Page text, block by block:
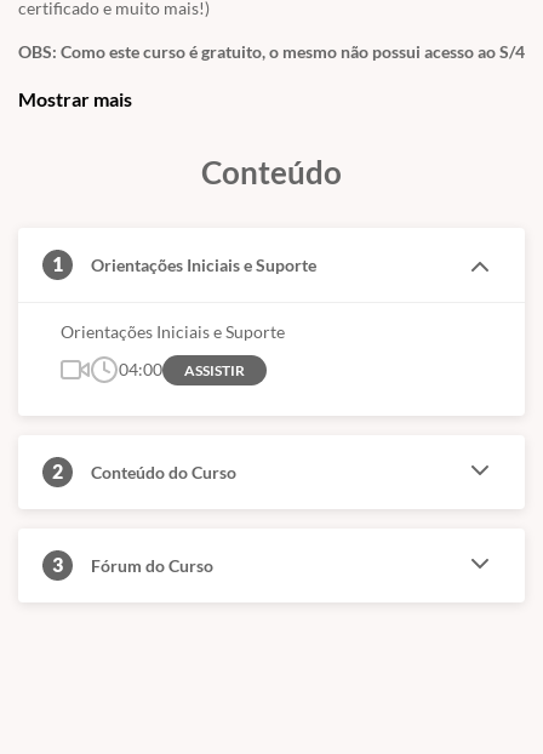
certificado e muito mais!)
OBS: Como este curso é gratuito, o mesmo não possui acesso ao S/4
acesso fornecido para realizar a prática das transações ou
Mostrar mais
Conteúdo
1 Orientações Iniciais e Suporte
Orientações Iniciais e Suporte
04:00
ASSISTIR
2 Conteúdo do Curso
3 Fórum do Curso